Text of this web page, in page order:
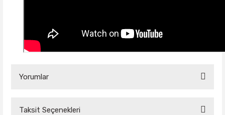
Yorumlar
Taksit Seçenekleri